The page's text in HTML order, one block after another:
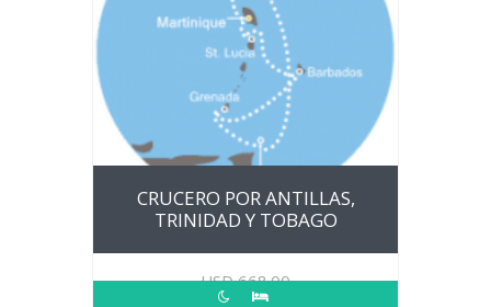
CRUCERO POR ANTILLAS,
TRINIDAD Y TOBAGO
USD668.00